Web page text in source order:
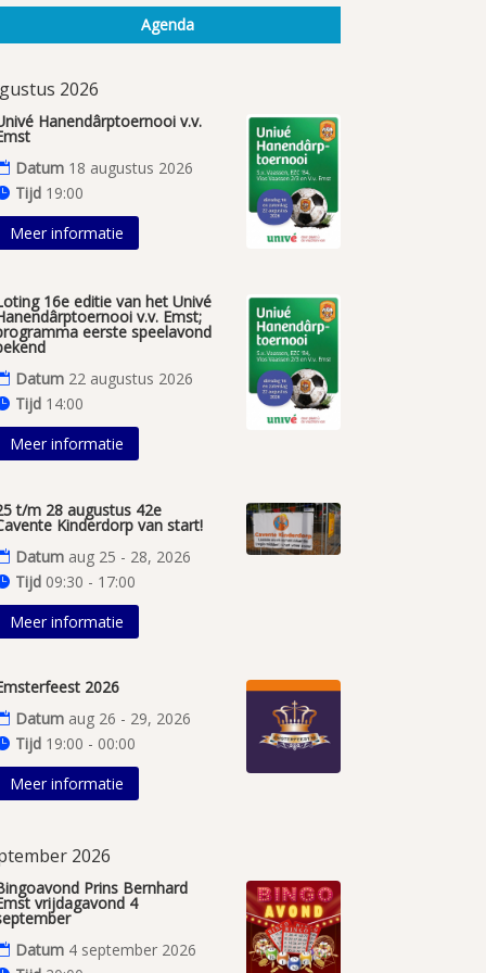
Agenda
2026
Hanendârptoernooi v.v.
Datum 18 augustus 2026
Tijd 19:00
Meer informatie
16e editie van het Univé
v.v. Emst;
eerste speelavond
Datum 22 augustus 2026
Tijd 14:00
Meer informatie
t/m 28 augustus 42e
Kinderdorp van start!
Datum aug 25 - 28, 2026
Tijd 09:30 - 17:00
Meer informatie
2026
Datum aug 26 - 29, 2026
Tijd 19:00 - 00:00
Meer informatie
2026
Prins Bernhard
vrijdagavond 4
Datum 4 september 2026